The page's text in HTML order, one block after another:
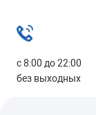
с 8:00 до 22:00
без выходных